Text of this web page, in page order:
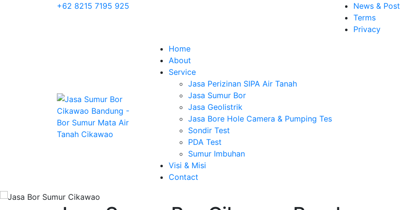
+62 8215 7195 925
News & Post
Terms
Privacy
Home
About
Service
Jasa Perizinan SIPA Air Tanah
Jasa Sumur Bor
Jasa Geolistrik
Jasa Bore Hole Camera & Pumping Tes
Sondir Test
PDA Test
Sumur Imbuhan
Visi & Misi
Contact